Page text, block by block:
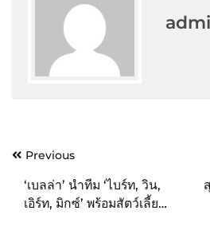
PostPrevious
‘เบลล่า’ นำทีม ‘ไบร์ท, วิน,
เอิร์ท, มิกซ์’ พร้อมสัตว์เลี้ยง